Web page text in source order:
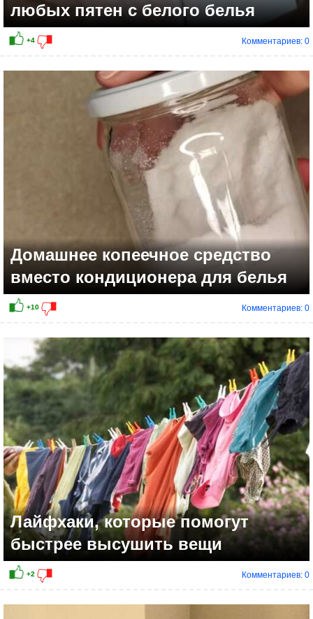
+11
любых пятен с белого белья
Комментариев: 0
Домашнее копеечное средство
вместо кондиционера для белья
Комментариев: 0
Лайфхаки, которые помогут
быстрее высушить вещи
Комментариев: 0